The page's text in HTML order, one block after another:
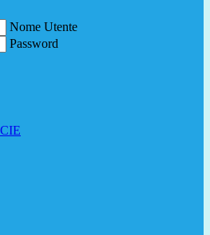
Nome Utente
Password